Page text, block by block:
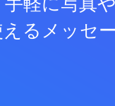
るメッセ